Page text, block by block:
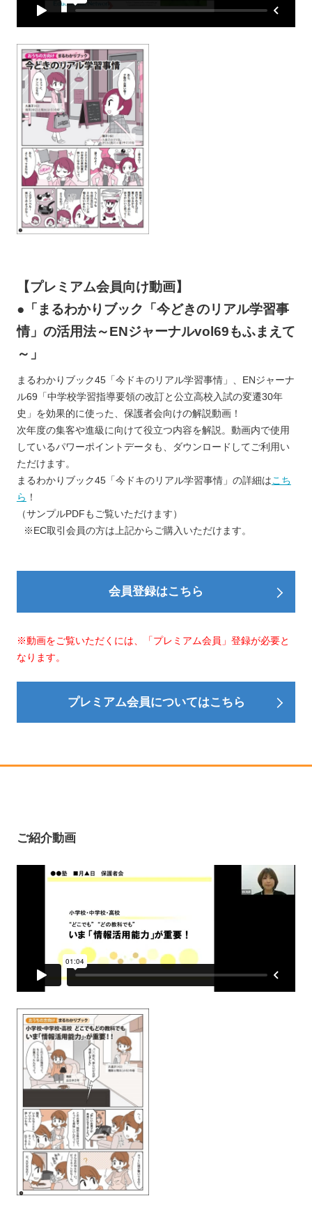
【プレミアム会員向け動画】
●「まるわかりブック「今どきのリアル学習事
情」の活用法～ENジャーナルvol69もふまえて
～」
まるわかりブック45「今ドキのリアル学習事情」、ENジャーナ
ル69「中学校学習指導要領の改訂と公立高校入試の変遷30年
史」を効果的に使った、保護者会向けの解説動画！
次年度の集客や進級に向けて役立つ内容を解説。動画内で使用
しているパワーポイントデータも、ダウンロードしてご利用い
ただけます。
まるわかりブック45「今ドキのリアル学習事情」の詳細はこち
ら ！
（サンプルPDFもご覧いただけます）
※EC取引会員の方は上記からご購入いただけます。
会員登録はこちら
※動画をご覧いただくには、「プレミアム会員」登録が必要と
なります。
プレミアム会員についてはこちら
ご紹介動画